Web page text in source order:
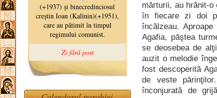
mărturii, au hrănit-o
în fiecare zi doi
încălzeau.
Agafia, păştea
se deosebea de
auzit o melodie
fost descoperită
de veste
înconjurată de